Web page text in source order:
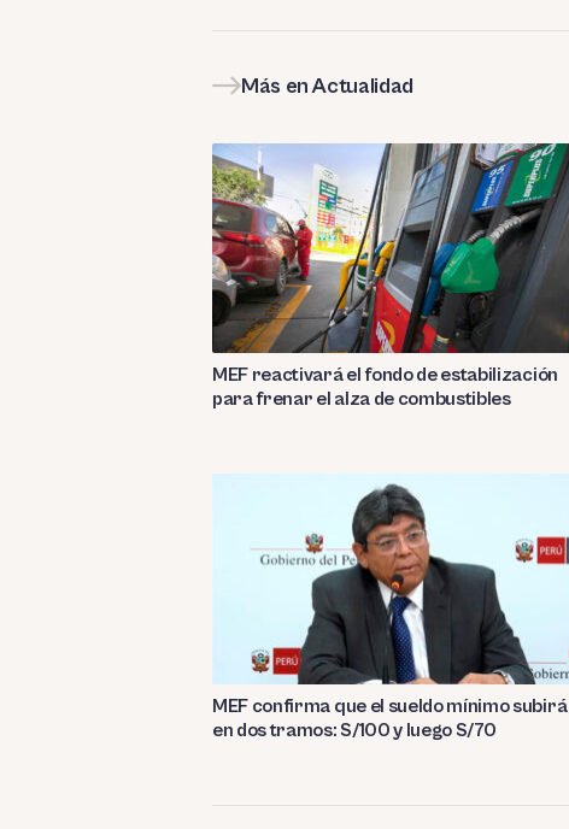
Más en Actualidad
MEF reactivará el fondo de estabilización
para frenar el alza de combustibles
MEF confirma que el sueldo mínimo subirá
en dos tramos: S/100 y luego S/70